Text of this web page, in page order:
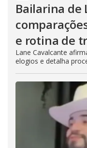
Bailarina de
e rotina de
Lane Cavalcante
elogios e detalha